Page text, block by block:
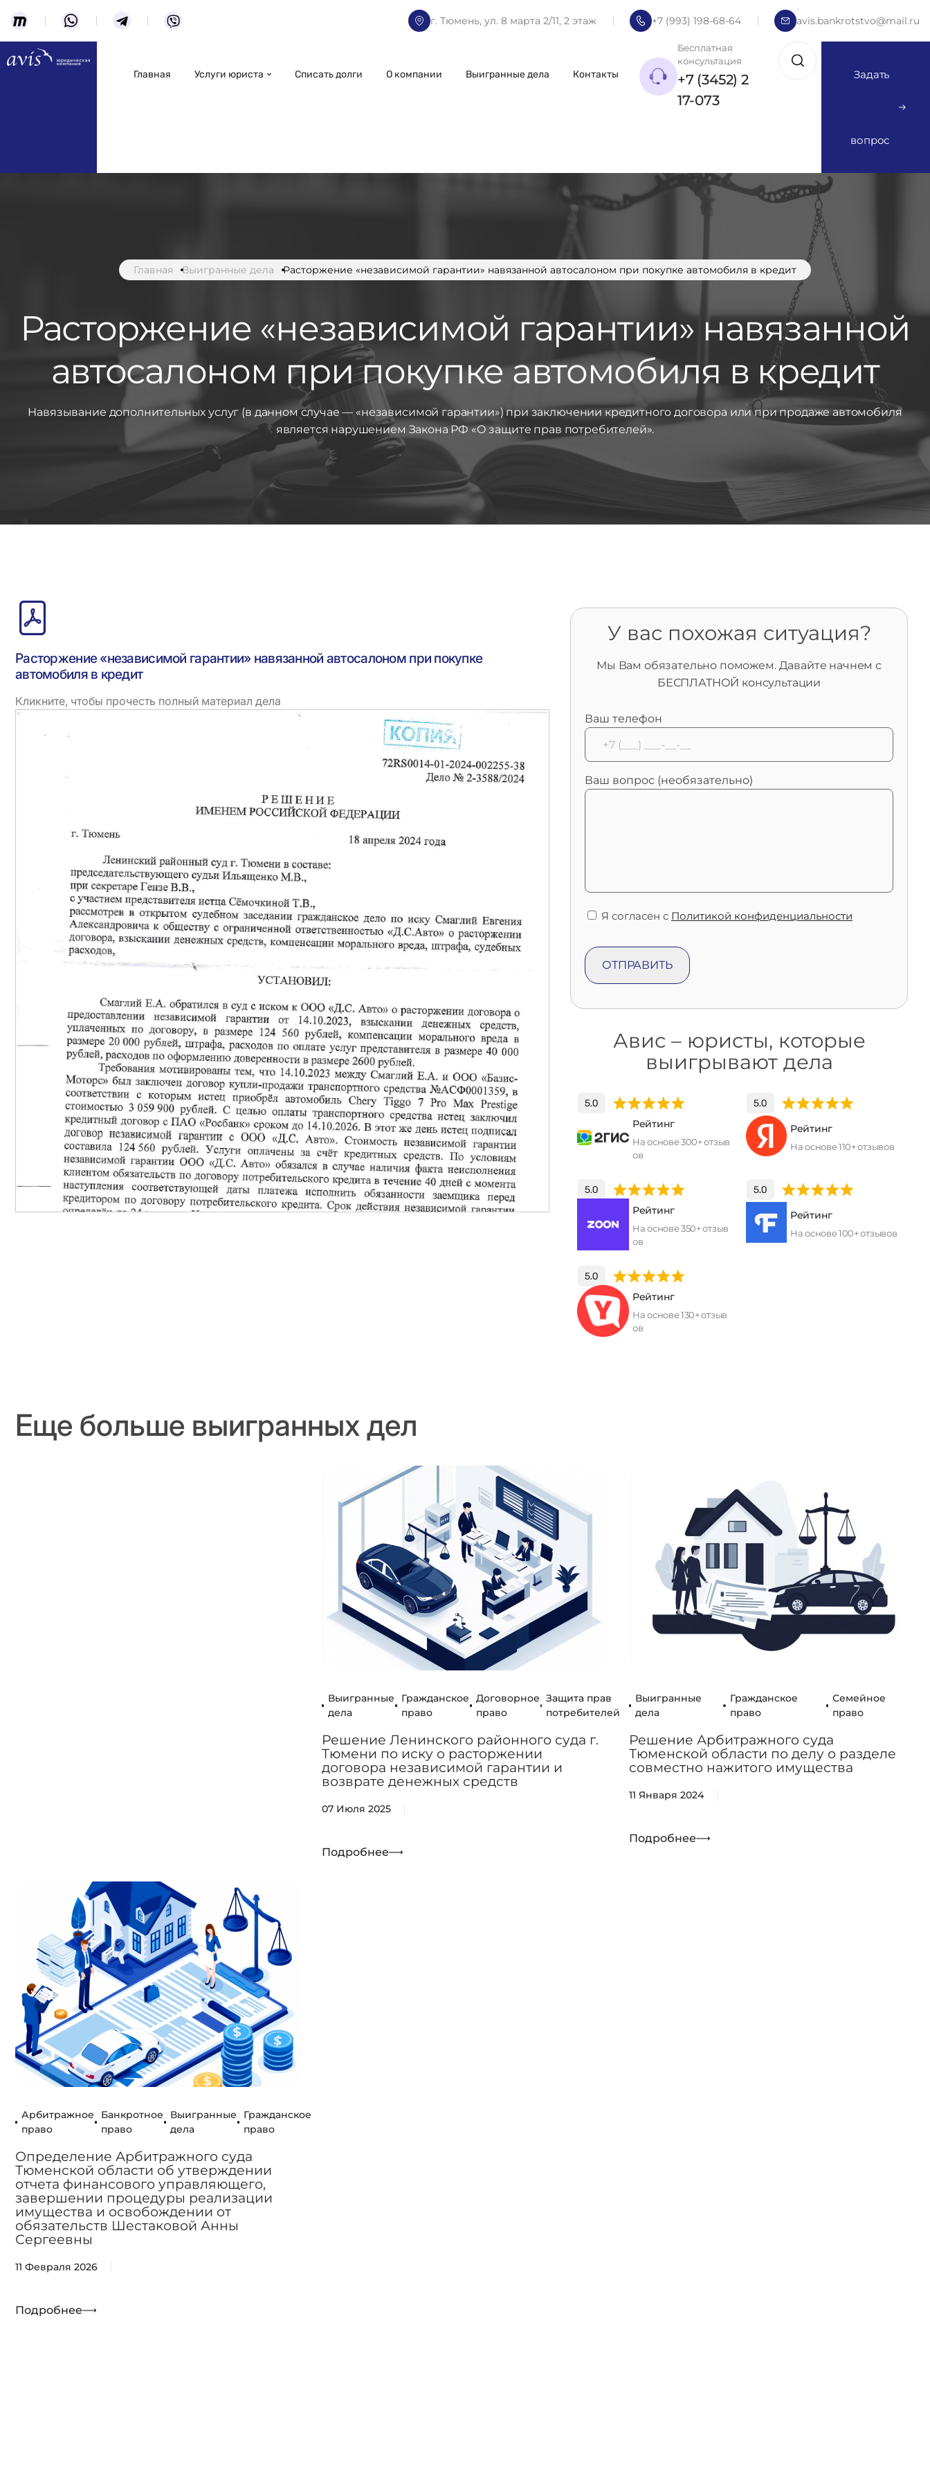
г. Тюмень, ул. 8 марта 2/11, 2 этаж +7 (993) 198-68-64 avis.bankrotstvo@mail.ru
Главная Услуги юриста Списать долги О компании Выигранные дела Контакты
Бесплатная
консультация
+7 (3452) 2
17-073
Задать
вопрос
Главная Выигранные дела Расторжение «независимой гарантии» навязанной автосалоном при покупке автомобиля в кредит
Расторжение «независимой гарантии» навязанной
автосалоном при покупке автомобиля в кредит
Навязывание дополнительных услуг (в данном случае — «независимой гарантии») при заключении кредитного договора или при продаже автомобиля
является нарушением Закона РФ «О защите прав потребителей».
Расторжение «независимой гарантии» навязанной автосалоном при покупке
автомобиля в кредит
Кликните, чтобы прочесть полный материал дела
У вас похожая ситуация?
Мы Вам обязательно поможем. Давайте начнем с
БЕСПЛАТНОЙ консультации
Ваш телефон
Ваш вопрос (необязательно)
Я согласен с Политикой конфиденциальности
Авис – юристы, которые
выигрывают дела
Рейтинг
На основе 300+ отзыв
ов
Рейтинг
На основе 110+ отзывов
Рейтинг
На основе 350+ отзыв
ов
Рейтинг
На основе 100+ отзывов
Рейтинг
На основе 130+ отзыв
ов
Еще больше выигранных дел
Выигранные
дела
Гражданское
право
Договорное
право
Защита прав
потребителей
Решение Ленинского районного суда г.
Тюмени по иску о расторжении
договора независимой гарантии и
возврате денежных средств
07 Июля 2025
Подробнее
Выигранные
дела
Гражданское
право
Семейное
право
Решение Арбитражного суда
Тюменской области по делу о разделе
совместно нажитого имущества
11 Января 2024
Подробнее
Арбитражное
право
Банкротное
право
Выигранные
дела
Гражданское
право
Определение Арбитражного суда
Тюменской области об утверждении
отчета финансового управляющего,
завершении процедуры реализации
имущества и освобождении от
обязательств Шестаковой Анны
Сергеевны
11 Февраля 2026
Подробнее